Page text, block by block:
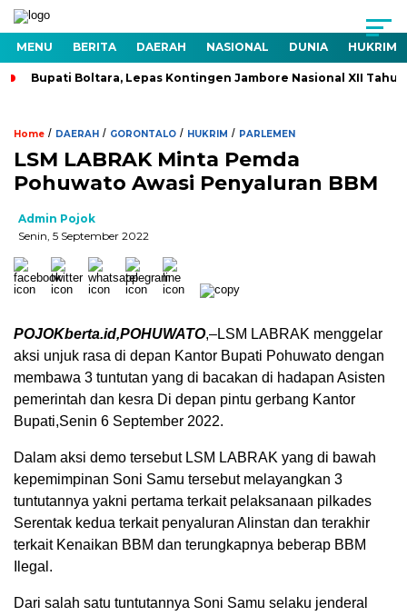
MENU BERITA DAERAH NASIONAL DUNIA HUKRIM
Bupati Boltara, Lepas Kontingen Jambore Nasional XII
Home / DAERAH / GORONTALO / HUKRIM / PARLEMEN
LSM LABRAK Minta Pemda
Pohuwato Awasi Penyaluran BBM
Admin Pojok
Senin, 5 September 2022
POJOKberta.id,POHUWATO,–LSM LABRAK menggelar
aksi unjuk rasa di depan Kantor Bupati Pohuwato dengan
membawa 3 tuntutan yang di bacakan di hadapan Asisten
pemerintah dan kesra Di depan pintu gerbang Kantor
Bupati,Senin 6 September 2022.
Dalam aksi demo tersebut LSM LABRAK yang di bawah
kepemimpinan Soni Samu tersebut melayangkan 3
tuntutannya yakni pertama terkait pelaksanaan pilkades
Serentak kedua terkait penyaluran Alinstan dan terakhir
terkait Kenaikan BBM dan terungkapnya beberap BBM
Ilegal.
Dari salah satu tuntutannya Soni Samu selaku jenderal